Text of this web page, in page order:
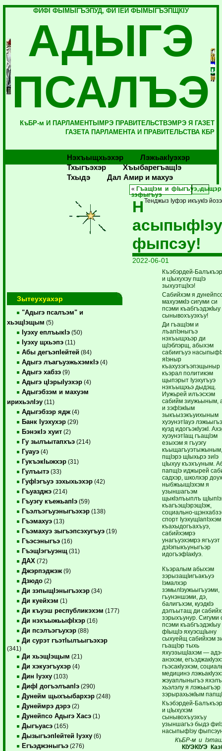
ФИФI ФЫМЫГЪЭПУД, ФИ IЕЙ ФЫМЫГЪЭПЩКIУ
АДЫГЭ
ПСАЛЪЭ
КъБР-м И ПАРЛАМЕНТЫМРЭ ПРАВИТЕЛЬСТВЭМРЭ Я ГАЗЕТ
ГАЗЕТА ПАРЛАМЕНТА И ПРАВИТЕЛЬСТВА КБР
Нэхъыщхьэхэр
Лэжьакlуэхэр
Тхыгъэхэр
Хъыбарегъащlэ
Тхыдэ
Дал Амир и махуэ
Зытеухуахэр
"Адыгэ псалъэм" и
хьэщIэщым (5)
Iуэху еплъыкIэ (50)
Iуэху щхьэпэ (11)
Абы дегъэпIейтей (84)
Адыгэ лъагъуэжьхэмкIэ (4)
Адыгэ хабзэ (9)
Адыгэ цIэрыIуэхэр (4)
Адыгэбзэм и махуэм
ирихьэлIэу (11)
Адыгэбзэр ядж (4)
Банк Iуэхухэр (29)
БэнэкIэ хуит (2)
Гу зылъытапхъэ (214)
Гуауэ (4)
ГукъэкIыжхэр (31)
Гулъытэ (33)
ГуфIэгъуэ зэхыхьэхэр (42)
Гъуазджэ (214)
Гъуэгу къежьапIэ (59)
Гъэлъэгъуэныгъэхэр (138)
Гъэмахуэ (13)
Гъэмахуэ зыгъэпсэхугъуэ (19)
Гъэсэныгъэ (16)
ГъэщIэгъуэнщ (31)
ДАХ (72)
Джэрпэджэж (9)
Дзюдо (2)
Ди зэпыщIэныгъэхэр (34)
Ди куейхэм (1)
Ди къуэш республикэхэм (177)
Ди нэхъыжьыфIхэр (16)
Ди псэлъэгъухэр (88)
Ди сурэт гъэтIылъыгъэхэр
(341)
Ди хьэщIэщым (21)
Ди хэкуэгъухэр (4)
Дин Iуэху (103)
ДифI догъэлъапIэ (290)
Дунейм щыхъыбархэр (248)
Дунеймрэ дэрэ (2)
Дунейпсо Адыгэ Хасэ (1)
Дыгъуасэ (165)
ДызыгъэпIейтей Iуэху (6)
Егъэджэныгъэ (276)
« ГъащIэм и фIыгъуэ,
зэфыгъуэ
Тенджыз Iуфэр икъукIэ
Н
фыпсэу!
2022-06-01
Къэбэрдей-
и цIыхухэу пщIэ
зыхуэтщIхэ!
Сабийхэм я
махуэмкIэ сигуми си
псэми къабгъэдэкIыу
сынывохъуэхъу!
Ди гъащIэм и
лъапIэныгъэ
нэхъыщхьэр ди
щIэблэрщ, абыхэм
сабиигъуэ
яIэныр
къахузэгъэпэщыныр
къэрал политикэм
щыпэрыт Iуэхугъуэ
нэхъыщхьэ дыдэщ.
Иужьрей илъэсхэм
сабийм зиужьыным,
и зэфIэкIым
зыкъызэкъуихыным
хуэунэтIауэ
куэд идогъэкIуэкI.
хуэунэтIащ гъащIэм
езыхэм я гъуэгу
пщIэрэ щIыхьрэ зиIэ
цIыхуу къэхъуным.
папщIэ иджырей
садхэр, школхэр
ныбжьыщIэхэм я
узыншагъэм
щыкIэлъыплъ
къагъэщIэрэщIэж,
социально-
спорт IуэхущIапIэхэм
къахыдогъахъуэ,
сабийхэмрэ
унагъуэхэмрэ ягъуэт
дэIэпыкъуныгъэр
идогъэфIакIуэ.
Къэралым абыхэм
зэрызащIигъакъуэ
Iэмалхэр
зэмылIэужьыгъуэми,
гъунэншэми, дэ,
балигъхэм, куэдкIэ
дэлъытащ ди
зэрыхъунур. Сигуми
псэми къабгъэдэкIыу
фIыщIэ яхуэсщIыну
сыхуейщ сабийхэм
гъащIэр тыхь
яхуэзыщIахэм —
анэхэм,
гъэсакIуэхэм,
медицинэ
жэуаплыныгъэ
хьэлэлу я лэжьыгъэр
зэрырахьэкIым
Къэбэрдей-
и цIыхухэм
сынывохъуэхъу
узыншагъэ быдэ
насыпыфIэу
КъБР-м и I
КIУЭКIУЭ